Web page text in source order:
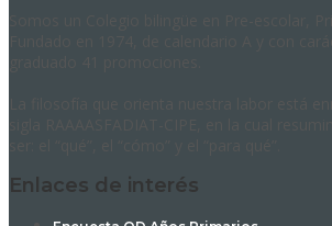
Enlaces de interés